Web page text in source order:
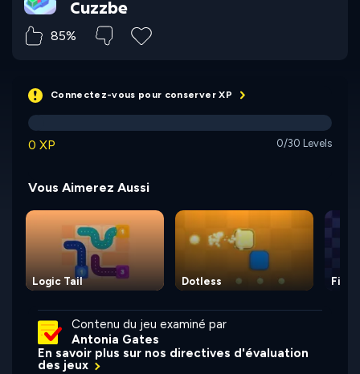
Cuzzbe
85%
Connectez-vous pour conserver XP
0 XP 0/30 Levels
Vous Aimerez Aussi
Logic Tail Dotless Fillall
Contenu du jeu examiné par
Antonia Gates
En savoir plus sur nos directives d'évaluation
des jeux